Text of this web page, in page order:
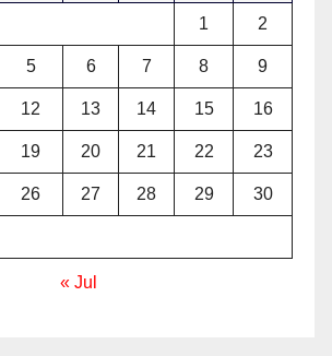
1 2
5 6 7 8 9
12 13 14 15 16
19 20 21 22 23
26 27 28 29 30
« Jul